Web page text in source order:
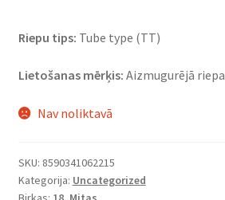
Riepu tips: Tube type (TT)
Lietošanas mērķis: Aizmugurējā riepa
Nav noliktavā
SKU: 8590341062215
Kategorija: Uncategorized